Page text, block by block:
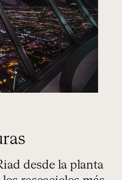
desde la planta